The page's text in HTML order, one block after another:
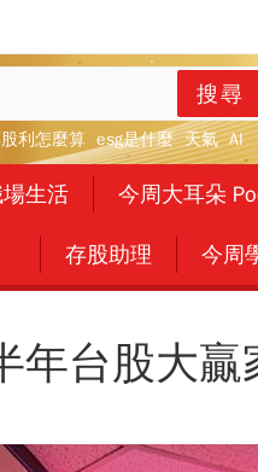
搜尋
利怎麼算 esg是什麼 天氣 AI
生活 今周大耳朵
存股助理 今周
年台股大